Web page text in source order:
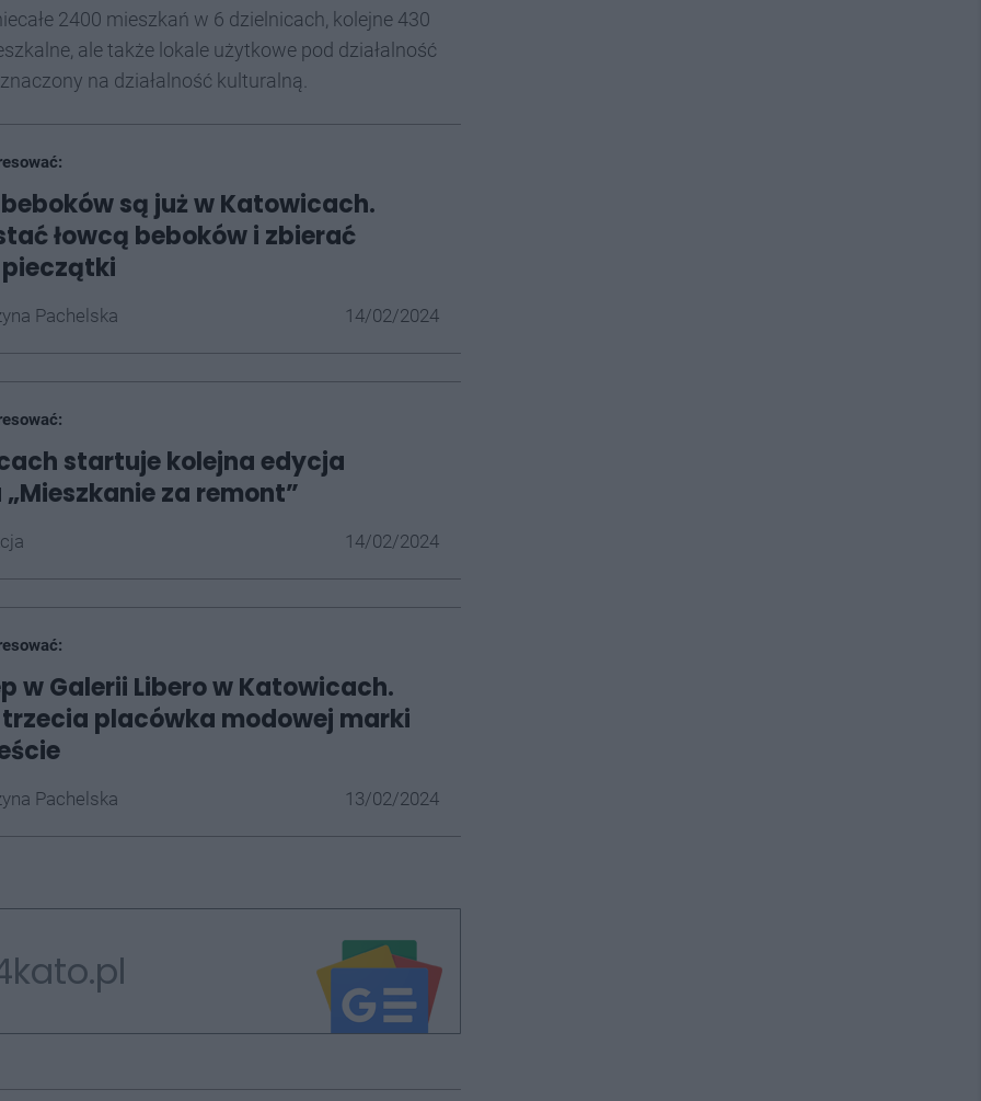
2400 mieszkań w 6 dzielnicach, kolejne 430
ale także lokale użytkowe pod działalność
na działalność kulturalną.
są już w Katowicach.
łowcą beboków i zbierać
Pachelska 14/02/2024
startuje kolejna edycja
za remont”
14/02/2024
w Galerii Libero w Katowicach.
trzecia placówka modowej marki
Pachelska 13/02/2024